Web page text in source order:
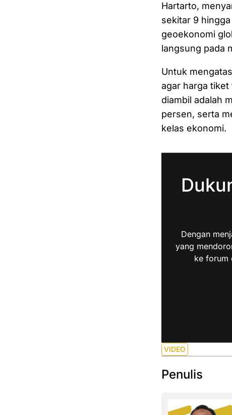
Hartarto,
sekitar 9
geoekonomi
langsung pada
Untuk
agar harga tiket
diambil adalah
persen, serta
kelas ekonomi.
Dengan
yang
ke forum
VIDEO
Penulis